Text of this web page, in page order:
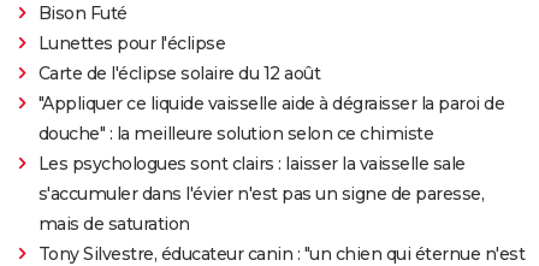
Bison Futé
Lunettes pour l'éclipse
Carte de l'éclipse solaire du 12 août
"Appliquer ce liquide vaisselle aide à dégraisser la paroi de
douche" : la meilleure solution selon ce chimiste
Les psychologues sont clairs : laisser la vaisselle sale
s'accumuler dans l'évier n'est pas un signe de paresse,
mais de saturation
Tony Silvestre, éducateur canin : "un chien qui éternue n'est